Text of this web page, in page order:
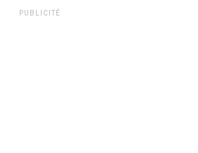
PUBLICITÉ